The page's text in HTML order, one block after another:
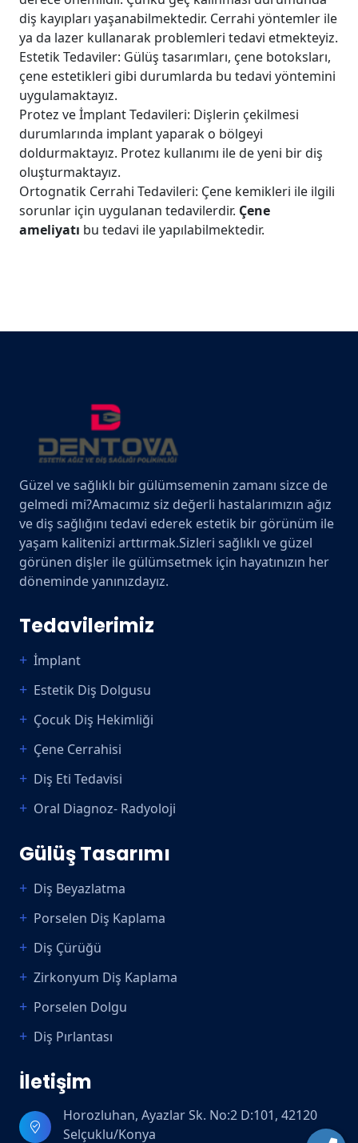
diş kayıpları yaşanabilmektedir. Cerrahi yöntemler ile
ya da lazer kullanarak problemleri tedavi etmekteyiz.
Estetik Tedaviler: Gülüş tasarımları, çene botoksları,
çene estetikleri gibi durumlarda bu tedavi yöntemini
uygulamaktayız.
Protez ve İmplant Tedavileri: Dişlerin çekilmesi
durumlarında implant yaparak o bölgeyi
doldurmaktayız. Protez kullanımı ile de yeni bir diş
oluşturmaktayız.
Ortognatik Cerrahi Tedavileri: Çene kemikleri ile ilgili
sorunlar için uygulanan tedavilerdir. Çene
ameliyatı bu tedavi ile yapılabilmektedir.
Güzel ve sağlıklı bir gülümsemenin zamanı sizce de
gelmedi mi?Amacımız siz değerli hastalarımızın ağız
ve diş sağlığını tedavi ederek estetik bir görünüm ile
yaşam kalitenizi arttırmak.Sizleri sağlıklı ve güzel
görünen dişler ile gülümsetmek için hayatınızın her
döneminde yanınızdayız.
Tedavilerimiz
İmplant
Estetik Diş Dolgusu
Çocuk Diş Hekimliği
Çene Cerrahisi
Diş Eti Tedavisi
Oral Diagnoz- Radyoloji
Gülüş Tasarımı
Diş Beyazlatma
Porselen Diş Kaplama
Diş Çürüğü
Zirkonyum Diş Kaplama
Porselen Dolgu
Diş Pırlantası
İletişim
Horozluhan, Ayazlar Sk. No:2 D:101, 42120
Selçuklu/Konya